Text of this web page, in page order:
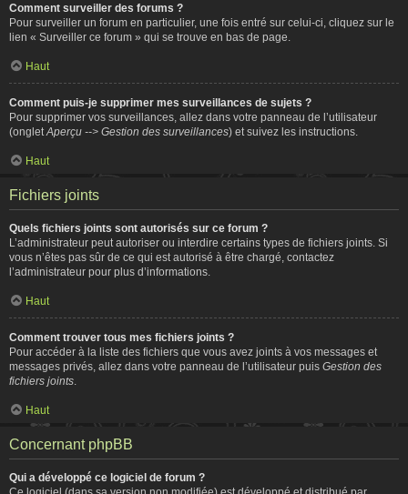
Comment surveiller des forums ?
Pour surveiller un forum en particulier, une fois entré sur celui-ci, cliquez sur le
lien « Surveiller ce forum » qui se trouve en bas de page.
Haut
Comment puis-je supprimer mes surveillances de sujets ?
Pour supprimer vos surveillances, allez dans votre panneau de l’utilisateur
(onglet Aperçu --> Gestion des surveillances) et suivez les instructions.
Haut
Fichiers joints
Quels fichiers joints sont autorisés sur ce forum ?
L’administrateur peut autoriser ou interdire certains types de fichiers joints. Si
vous n’êtes pas sûr de ce qui est autorisé à être chargé, contactez
l’administrateur pour plus d’informations.
Haut
Comment trouver tous mes fichiers joints ?
Pour accéder à la liste des fichiers que vous avez joints à vos messages et
messages privés, allez dans votre panneau de l’utilisateur puis Gestion des
fichiers joints
Haut
Concernant phpBB
Qui a développé ce logiciel de forum ?